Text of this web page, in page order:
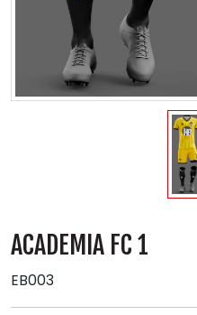
ACADEMIA FC 1
EB003